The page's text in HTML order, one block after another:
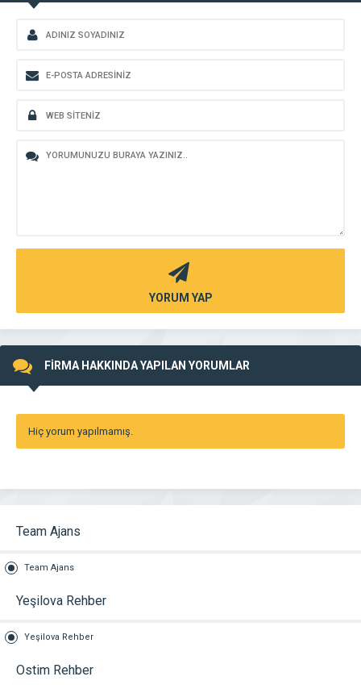
YORUM YAP
FİRMA HAKKINDA YAPILAN YORUMLAR
Hiç yorum yapılmamış.
Team Ajans
Team Ajans
Yeşilova Rehber
Yeşilova Rehber
Ostim Rehber